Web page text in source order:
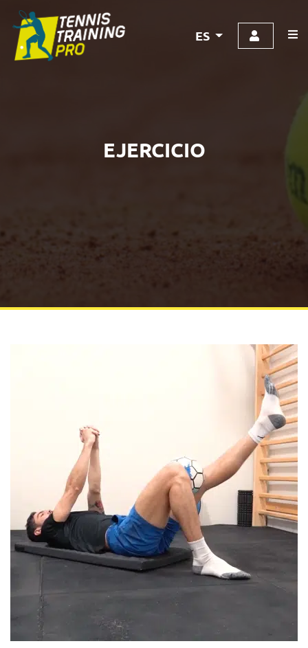
ES
EJERCICIO